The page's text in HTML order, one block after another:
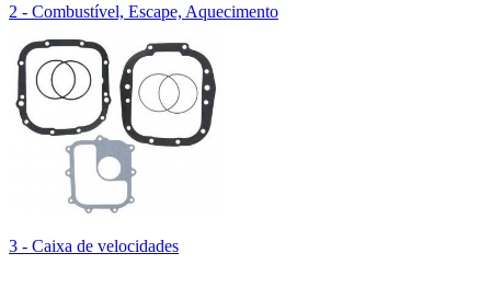
2 - Combustível, Escape, Aquecimento
3 - Caixa de velocidades